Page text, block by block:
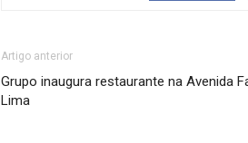
Artigo anterior
Grupo inaugura restaurante na Avenida
Lima